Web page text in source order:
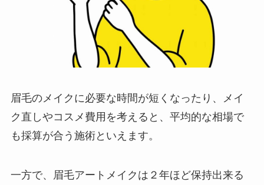
眉毛のメイクに必要な時間が短くなったり、メイ
ク直しやコスメ費用を考えると、平均的な相場で
も採算が合う施術といえます。
一方で、眉毛アートメイクは２年ほど保持出来る